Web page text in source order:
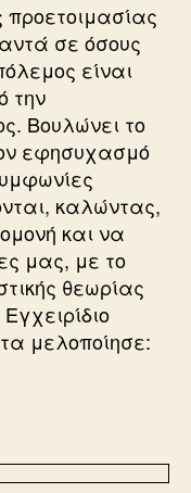
προετοιμασίας
σε όσους
είναι
την
Βουλώνει το
εφησυχασμό
καλώντας,
και να
μας, με το
θεωρίας
μελοποίησε: